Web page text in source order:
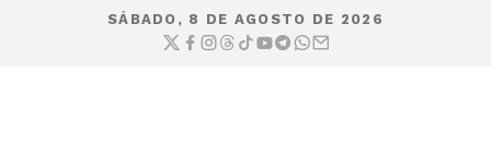
SÁBADO, 8 DE AGOSTO DE 2026